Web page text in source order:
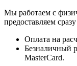
Мы работаем с
предоставляем
Оплата на
Безналичный
MasterCard.